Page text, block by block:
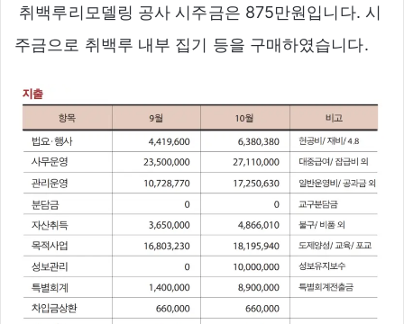
 취백루리모델링 공사 시주금은 875만원입니다. 시
주금으로 취백루 내부 집기 등을 구매하였습니다.